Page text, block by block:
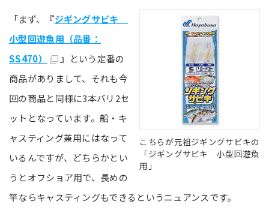
こちらが元祖ジギングサビキの
「ジギングサビキ 小型回遊魚
用」
「まず、 『ジギングサビキ
小型回遊魚用（品番：
SS470）
』
という定番の
商品がありまして、それも今
回の商品と同様に3本バリ2セ
ットとなっています。船・キ
ャスティング兼用にはなって
いるんですが、どちらかとい
うとオフショア用で、長めの
竿ならキャスティングもできるというニュアンスです。